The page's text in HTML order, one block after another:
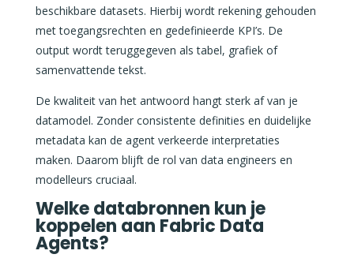
beschikbare datasets. Hierbij wordt rekening gehouden
met toegangsrechten en gedefinieerde KPI’s. De
output wordt teruggegeven als tabel, grafiek of
samenvattende tekst.
De kwaliteit van het antwoord hangt sterk af van je
datamodel. Zonder consistente definities en duidelijke
metadata kan de agent verkeerde interpretaties
maken. Daarom blijft de rol van data engineers en
modelleurs cruciaal.
Welke databronnen kun je
koppelen aan Fabric Data
Agents?